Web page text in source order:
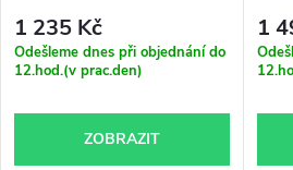
1 235 Kč
Odešleme dnes při objednání do
12.hod.(v prac.den)
ZOBRAZIT
1